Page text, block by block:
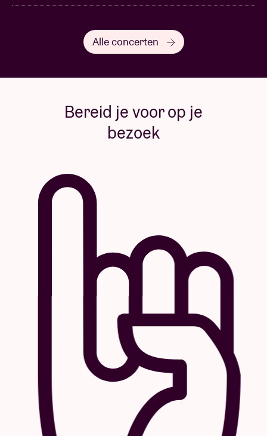
Alle concerten
Bereid je voor op je
bezoek